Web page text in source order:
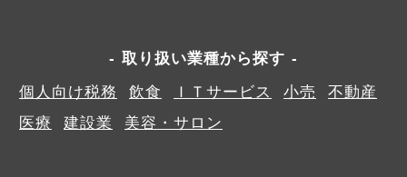
取り扱い業種から探す
個人向け税務
飲食 ＩＴサービス 小売
不動産
医療
建設業 美容・サロン